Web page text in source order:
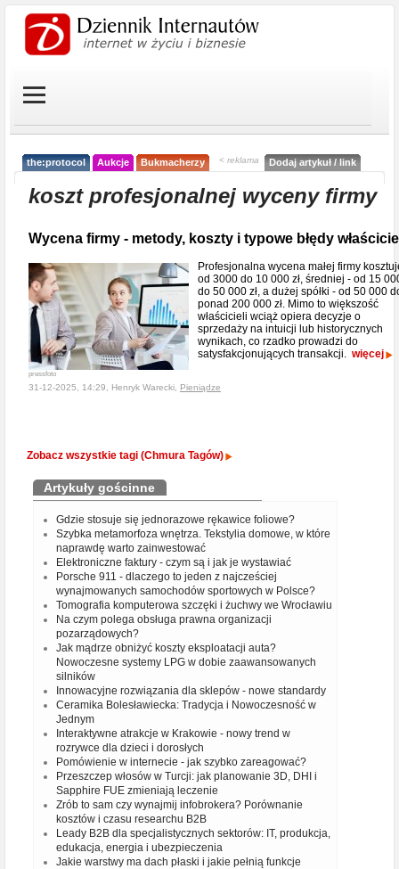
the:protocol Aukcje Bukmacherzy < reklama Dodaj artykuł / link
koszt profesjonalnej wyceny firmy
Wycena firmy - metody, koszty i typowe błędy
pressfoto
Profesjonalna wycena małej firmy
od 3000 do 10 000 zł, średniej - od 15
do 50 000 zł, a dużej spółki - od 50 000
ponad 200 000 zł. Mimo to większość
właścicieli wciąż opiera decyzje o
sprzedaży na intuicji lub historycznych
wynikach, co rzadko prowadzi do
satysfakcjonujących transakcji. więcej
31-12-2025, 14:29, Henryk Warecki, Pieniądze
Zobacz wszystkie tagi (Chmura Tagów)
Artykuły gościnne
Gdzie stosuje się jednorazowe rękawice foliowe?
Szybka metamorfoza wnętrza. Tekstylia domowe, w które
naprawdę warto zainwestować
Elektroniczne faktury - czym są i jak je wystawiać
Porsche 911 - dlaczego to jeden z najcześciej
wynajmowanych samochodów sportowych w Polsce?
Tomografia komputerowa szczęki i żuchwy we Wrocławiu
Na czym polega obsługa prawna organizacji
pozarządowych?
Jak mądrze obniżyć koszty eksploatacji auta?
Nowoczesne systemy LPG w dobie zaawansowanych
silników
Innowacyjne rozwiązania dla sklepów - nowe standardy
Ceramika Bolesławiecka: Tradycja i Nowoczesność w
Jednym
Interaktywne atrakcje w Krakowie - nowy trend w
rozrywce dla dzieci i dorosłych
Pomówienie w internecie - jak szybko zareagować?
Przeszczep włosów w Turcji: jak planowanie 3D, DHI i
Sapphire FUE zmieniają leczenie
Zrób to sam czy wynajmij infobrokera? Porównanie
kosztów i czasu researchu B2B
Leady B2B dla specjalistycznych sektorów: IT, produkcja,
edukacja, energia i ubezpieczenia
Jakie warstwy ma dach płaski i jakie pełnią funkcje